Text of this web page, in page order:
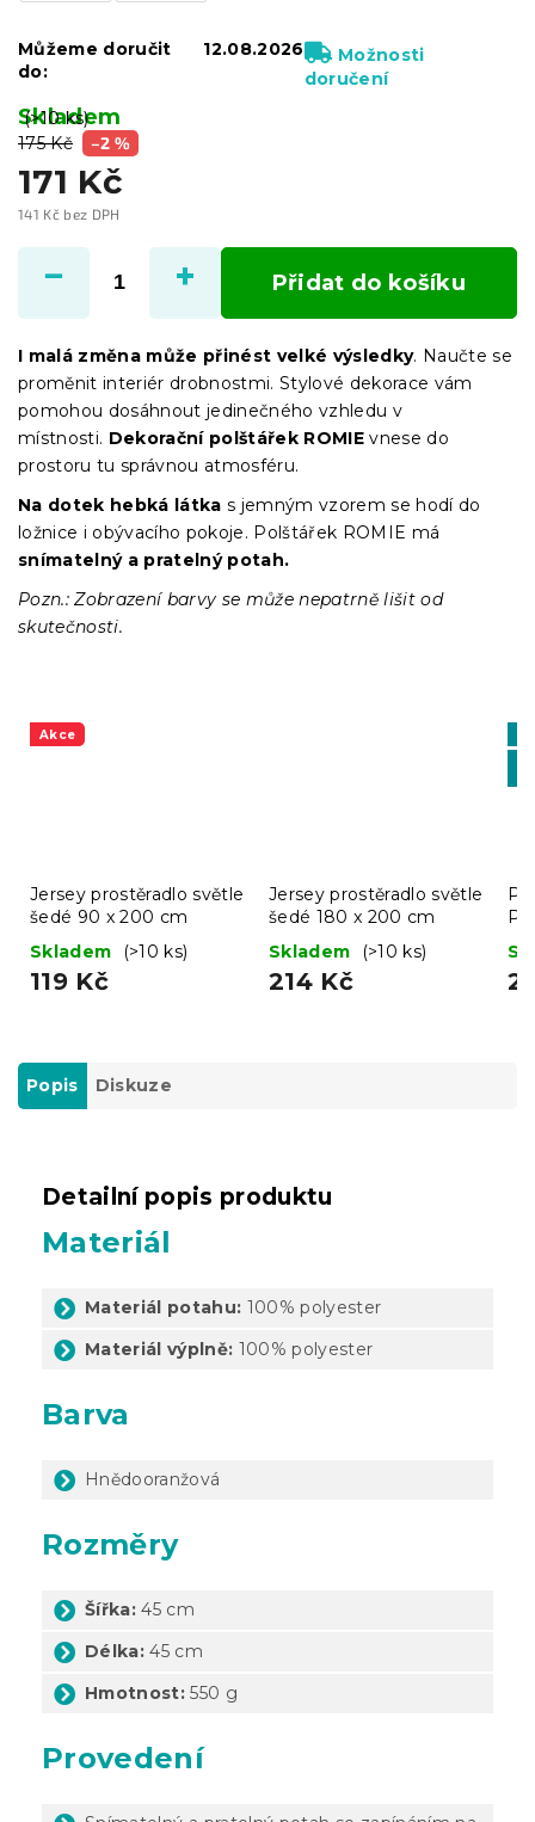
175 Kč –2 %
171 Kč
141 Kč bez DPH
cena:
Skladem
(>10 ks)
Můžeme doručit
do:
12.08.2026
Možnosti
doručení
Přidat do košíku
I malá změna může přinést velké výsledky. Naučte se
proměnit interiér drobnostmi. Stylové dekorace vám
pomohou dosáhnout jedinečného vzhledu v
místnosti. Dekorační polštářek ROMIEvnese do
prostoru tu správnou atmosféru.
Na dotek hebká látka s jemným vzorem se hodí do
ložnice i obývacího pokoje. Polštářek ROMIE má
snímatelný a pratelný potah.
Pozn.: Zobrazení barvy se může nepatrně lišit od
skutečnosti.
Akce
Jersey prostěradlo světle
šedé 90 x 200 cm
Skladem
(>10 ks)
119 Kč
Jersey prostěradlo světle
šedé 180 x 200 cm
Skladem
(>10 ks)
214 Kč
Popis Diskuze
Detailní popis produktu
Materiál
Materiál potahu: 100% polyester
Materiál výplně: 100% polyester
Barva
Hnědooranžová
Rozměry
Šířka: 45 cm
Délka: 45 cm
Hmotnost:550 g
Provedení